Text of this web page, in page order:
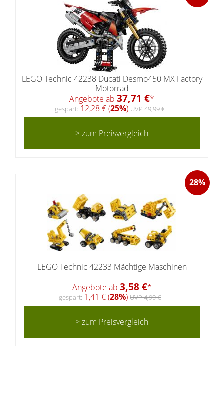
LEGO Technic 42238 Ducati Desmo450 MX Factory
Motorrad
Angebote ab 37,71 €*
gespart: 12,28 € (25%) UVP 49,99 €
> zum Preisvergleich
28%
LEGO Technic 42233 Mächtige Maschinen
Angebote ab 3,58 €*
gespart: 1,41 € (28%) UVP 4,99 €
> zum Preisvergleich